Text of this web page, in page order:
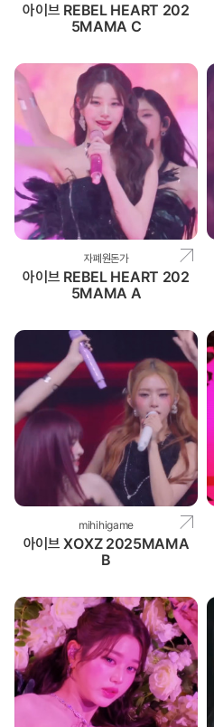
아이브 REBEL HEART 202
5MAMA C
자폐원돈가
아이브 REBEL HEART 202
5MAMA A
mihihigame
아이브 XOXZ 2025MAMA
B